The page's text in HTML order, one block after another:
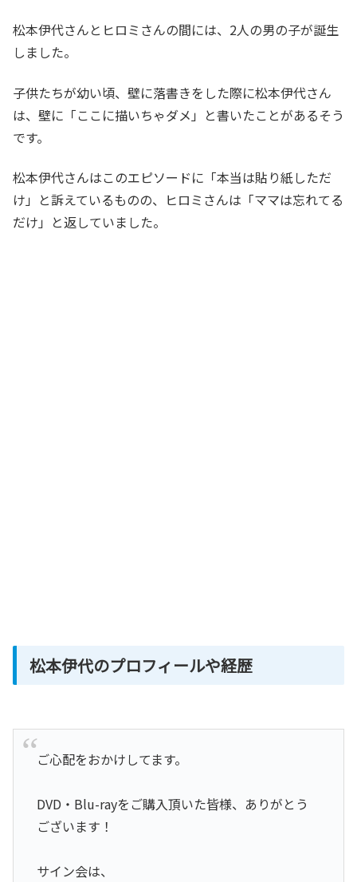
松本伊代さんとヒロミさんの間には、2人の男の子が誕生
しました。
子供たちが幼い頃、壁に落書きをした際に松本伊代さん
は、壁に「ここに描いちゃダメ」と書いたことがあるそう
です。
松本伊代さんはこのエピソードに「本当は貼り紙しただ
け」と訴えているものの、ヒロミさんは「ママは忘れてる
だけ」と返していました。
松本伊代のプロフィールや経歴
ご心配をおかけしてます。
DVD・Blu-rayをご購入頂いた皆様、ありがとう
ございます！
サイン会は、